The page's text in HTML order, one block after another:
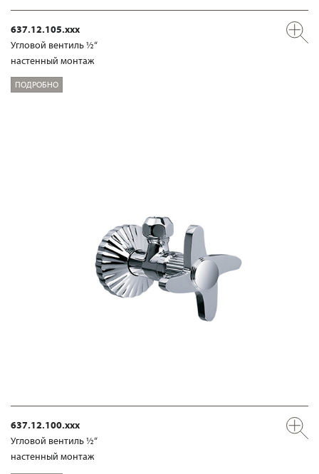
637.12.105.xxx
Угловой вентиль ½“
настенный монтаж
ПОДРОБНО
637.12.100.xxx
Угловой вентиль ½“
настенный монтаж